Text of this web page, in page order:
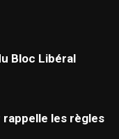
Bloc Libéral
rappelle les règles